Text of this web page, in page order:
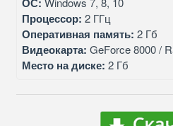
Процессор: 2 ГГц
Оперативная память: 2 Гб
Видеокарта: GeForce 8000 /
Место на диске: 2 Гб